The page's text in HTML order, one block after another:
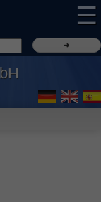
☰